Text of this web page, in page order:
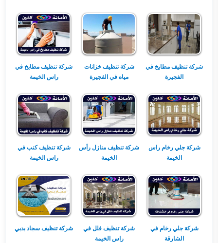
شركة تنظيف مطابخ في
الفجيرة
شركة تنظيف خزانات
مياه في الفجيرة
شركة تنظيف مطابخ في
راس الخيمة
شركة جلي رخام راس
الخيمة
شركة تنظيف منازل رأس
الخيمة
شركة تنظيف كنب في
راس الخيمة
شركة جلي رخام في
الشارقة
شركة تنظيف فلل في
راس الخيمة
شركة تنظيف سجاد بدبي